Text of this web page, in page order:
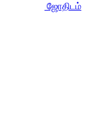
ஜோதிடம்